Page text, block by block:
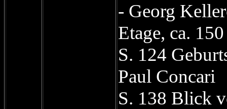
- Georg
Etage, ca.
S. 124
Paul Concari
S. 138 Blick